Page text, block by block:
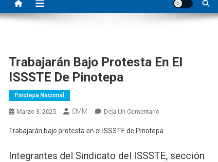
Trabajarán Bajo Protesta En El
ISSSTE De Pinotepa
Pinotepa Nacional
Marzo 3, 2025 CMM Deja Un ComentarioEn
Bajo
En
Trabajarán bajo protesta en el ISSSTE de Pinotepa
Integrantes del Sindicato del ISSSTE, sección